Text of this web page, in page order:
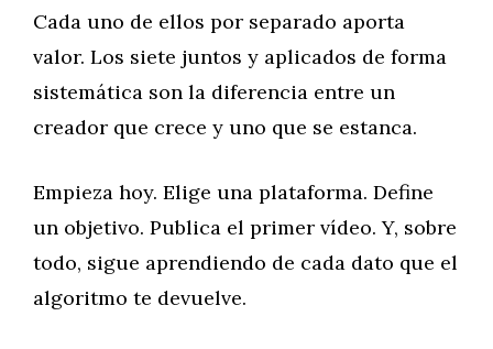
Cada uno de ellos por separado aporta
valor. Los siete juntos y aplicados de forma
sistemática son la diferencia entre un
creador que crece y uno que se estanca.
Empieza hoy. Elige una plataforma. Define
un objetivo. Publica el primer vídeo. Y, sobre
todo, sigue aprendiendo de cada dato que el
algoritmo te devuelve.